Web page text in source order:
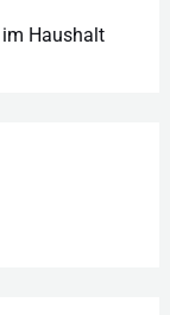
Haushalt